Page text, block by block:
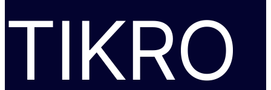
TIKRO